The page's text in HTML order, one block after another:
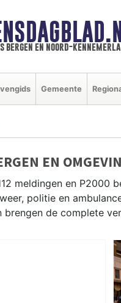
bergen en noord-
Gemeente
EN
meldingen en P2000
politie en
de complete
de Egmonderweg tot
brengt altijd snel